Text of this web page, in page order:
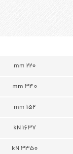
220 mm
340 mm
152 mm
1637 kN
3350 kN